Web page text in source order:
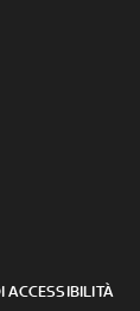
ACCESSIBILITÀ